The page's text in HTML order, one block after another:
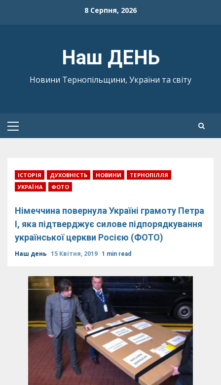
8 Серпня, 2026
Наш ДЕНЬ
Новини Тернопільщини, України та світу
Primary
ІСТОРІЯ ДУХОВНІСТЬ НОВИНИ
ТЕРНОПІЛЛЯ
УКРАЇНА
ФОТО
Німеччина повернула Україні грамоту Петра
I, яка підтверджує силове підпорядкування
української церкви Росією (ФОТО)
Наш день 15 Квітня, 2019 1 min read